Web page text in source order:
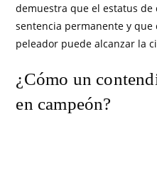
demuestra que el estatus de
sentencia permanente y que
peleador puede alcanzar la
¿Cómo un
en campeón?